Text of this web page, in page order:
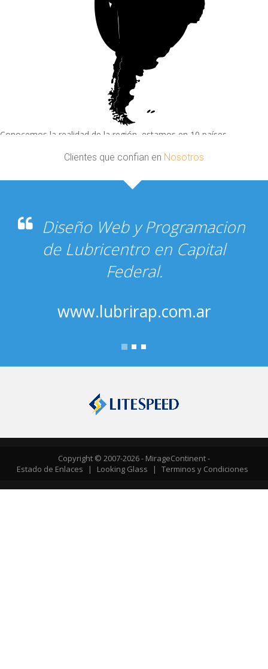
Conocemos la realidad de la región, estamos en 10 países.
Clientes que confian en Nosotros
Diseño Web y Programacion
de Lubricentro en Capital
Federal.
www.lubrirap.com.ar
Copyright © 2007-2026 - MirageContinent -
Estado de Enlaces
| Looking Glass | Terminos y Condiciones